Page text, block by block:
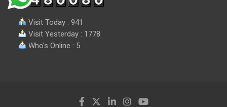
Visit Today : 941
Visit Yesterday : 1778
Who's Online : 5